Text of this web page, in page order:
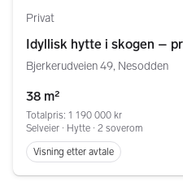
Privat
Idyllisk hytte i skogen –
Bjerkerudveien 49, Nesodden
38 m²
Totalpris: 1 190 000 kr
Selveier ∙ Hytte ∙ 2 soverom
Visning etter avtale